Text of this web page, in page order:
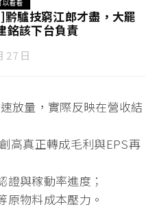
以看看
驢技窮江郎才盡，大罷
銘該下台負責
27 日
放量，實際反映在營收結
高真正轉成毛利與EPS再
證與稼動率進度；
原物料成本壓力。